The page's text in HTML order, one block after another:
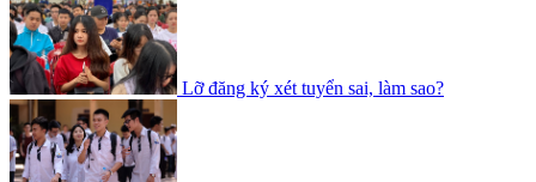
Lỡ đăng ký xét tuyển sai, làm sao?